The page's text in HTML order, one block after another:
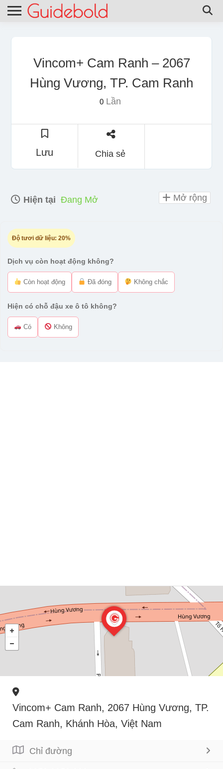
Vincom+ Cam Ranh – 2067
Hùng Vương, TP. Cam Ranh
0Lần
Lưu Chia sẻ
Hiện tại Đang Mở
Độ tươi dữ liệu: 20%
Dịch vụ còn hoạt động không?
Còn hoạt động Đã đóng Không chắc
Hiện có chỗ đậu xe ô tô không?
Có Không
Mở rộng
Vincom+ Cam Ranh, 2067 Hùng Vương, TP.
Cam Ranh, Khánh Hòa, Việt Nam
Chỉ đường